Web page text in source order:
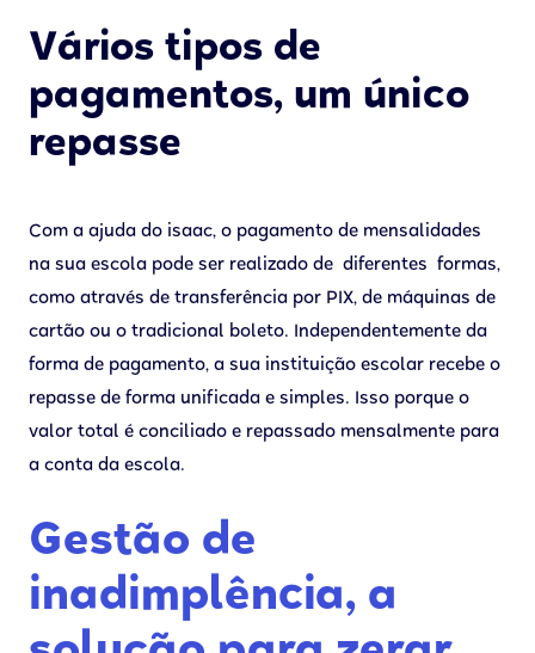
Vários tipos de
pagamentos, um único
repasse
Com a ajuda do isaac, o pagamento de mensalidades
na sua escola pode ser realizado de diferentes formas,
como através de transferência por PIX, de máquinas de
cartão ou o tradicional boleto. Independentemente da
forma de pagamento, a sua instituição escolar recebe o
repasse de forma unificada e simples. Isso porque o
valor total é conciliado e repassado mensalmente para
a conta da escola.
Gestão de
inadimplência, a